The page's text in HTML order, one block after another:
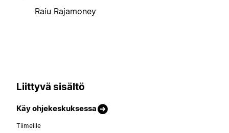
Raiu Rajamoney
Liittyvä sisältö
Käy ohjekeskuksessa
Tiimeille